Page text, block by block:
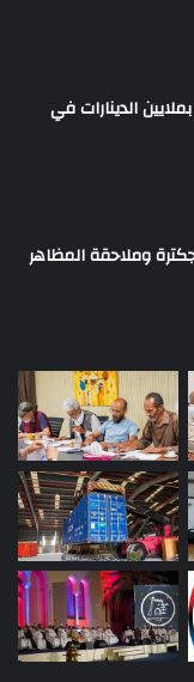
الدينارات في
وملاحقة المظاهر